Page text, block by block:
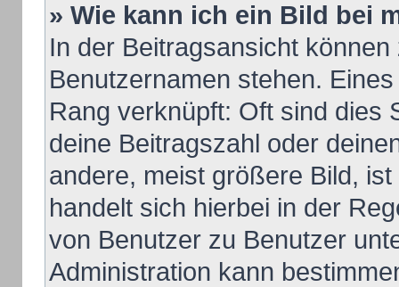
» Wie kann ich ein Bild bei
In der Beitragsansicht
Benutzernamen stehen.
Rang verknüpft: Oft sind dies
deine Beitragszahl oder
andere, meist größere Bild,
handelt sich hierbei in der
von Benutzer zu Benutzer
Administration kann